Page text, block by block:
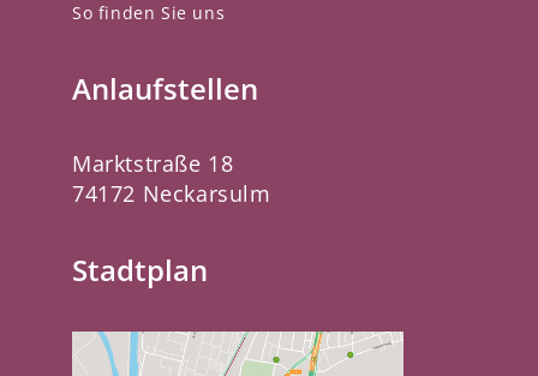
So finden Sie uns
Anlaufstellen
Marktstraße 18
74172 Neckarsulm
Stadtplan